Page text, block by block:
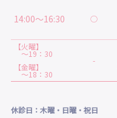
14:00～16:30 ○
【火曜】
～19：30
【金曜】
～18：30
-
休診日：木曜・日曜・祝日